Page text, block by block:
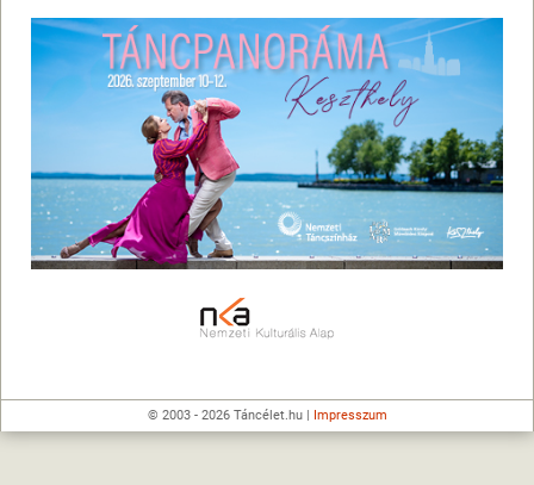
© 2003 - 2026 Táncélet.hu | Impresszum